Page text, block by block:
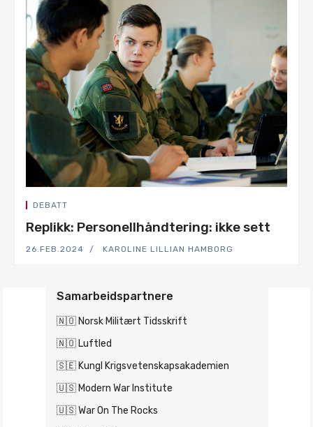
DEBATT
Replikk: Personellhåndtering: ikke sett
26.FEB.2024 KAROLINE LILLIAN HAMBORG
Samarbeidspartnere
🇳🇴 Norsk Militært Tidsskrift
🇳🇴 Luftled
🇸🇪 Kungl Krigsvetenskapsakademien
🇺🇸 Modern War Institute
🇺🇸 War On The Rocks